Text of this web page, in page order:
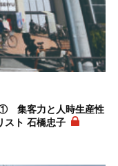
① 集客力と人時生産性
スト 石橋忠子